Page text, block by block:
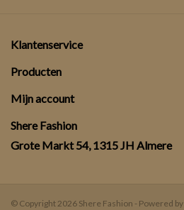
Klantenservice
Producten
Mijn account
Shere Fashion
Grote Markt 54, 1315 JH Almere
© Copyright 2026 Shere Fashion - Powered by